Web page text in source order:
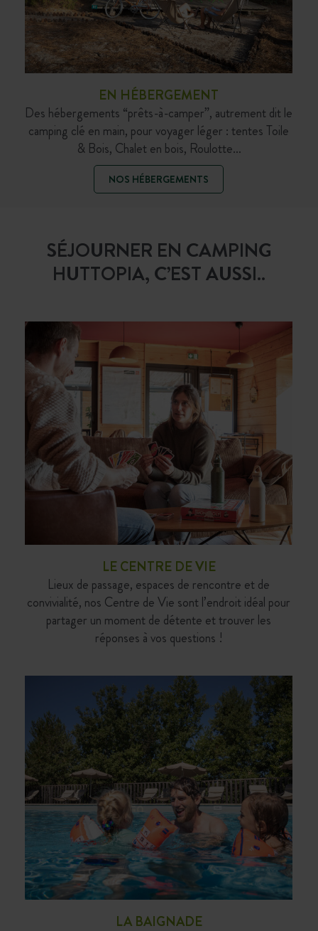
EN HÉBERGEMENT
Des hébergements “prêts-à-camper”, autrement dit le
camping clé en main, pour voyager léger : tentes Toile
& Bois, Chalet en bois, Roulotte…
NOS HÉBERGEMENTS
SÉJOURNER EN CAMPING
HUTTOPIA, C’EST AUSSI..
LE CENTRE DE VIE
Lieux de passage, espaces de rencontre et de
convivialité, nos Centre de Vie sont l’endroit idéal pour
partager un moment de détente et trouver les
réponses à vos questions !
LA BAIGNADE